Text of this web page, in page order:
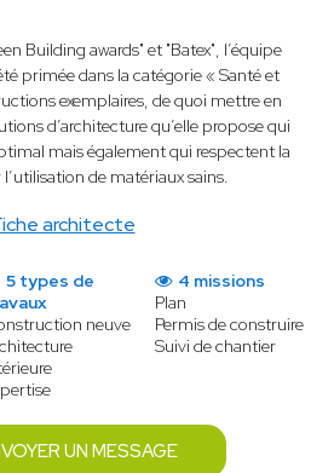
architecte
Building awards" et "Batex", l’équipe
primée dans la catégorie « Santé et
exemplaires, de quoi mettre en
d’architecture qu’elle propose qui
mais également qui respectent la
de matériaux sains.
5 types de
neuve
4 missions
Plan
Permis de construire
Suivi de chantier
UN MESSAGE